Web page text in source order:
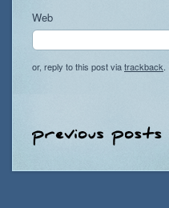
Web
or, reply to this post viatrackback.